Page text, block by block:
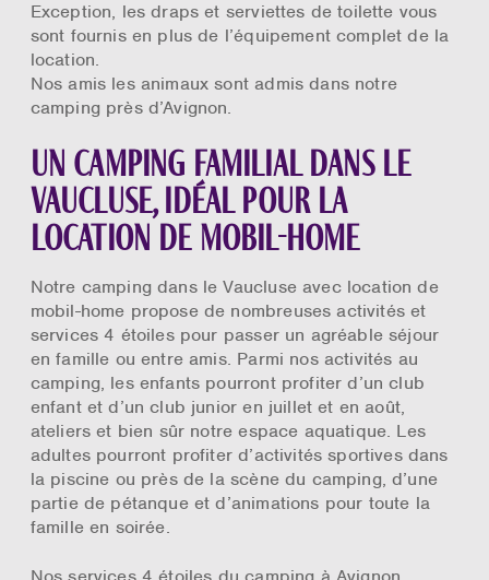
Exception, les draps et serviettes de toilette vous
sont fournis en plus de l’équipement complet de la
location.
Nos amis les animaux sont admis dans notre
camping près d’Avignon.
Un camping familial dans le
Vaucluse, idéal pour la
location de mobil-home
Notre camping dans le Vaucluse avec location de
mobil-home propose de nombreuses activités et
services 4 étoiles pour passer un agréable séjour
en famille ou entre amis. Parmi nos activités au
camping, les enfants pourront profiter d’un club
enfant et d’un club junior en juillet et en août,
ateliers et bien sûr notre espace aquatique. Les
adultes pourront profiter d’activités sportives dans
la piscine ou près de la scène du camping, d’une
partie de pétanque et d’animations pour toute la
famille en soirée.